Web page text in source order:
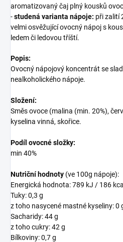
aromatizovaný čaj plný kousků
-studená varianta nápoje: při zalití
velmi osvěžující ovocný nápoj s
ledem či ledovou tříští.
Popis:
Ovocný nápojový koncentrát se
nealkoholického nápoje.
Složení:
Směs ovoce (malina (min. 20%),
kyselina vinná, skořice.
Podíl ovocné složky:
min 40%
Nutriční hodnoty (ve 100g nápoje):
Energická hodnota: 789 kJ / 186 kcal
Tuky: 0,3 g
z toho nasycené mastné kyseliny: 0
Sacharidy: 44 g
z toho cukry: 42 g
Bílkoviny: 0,7 g